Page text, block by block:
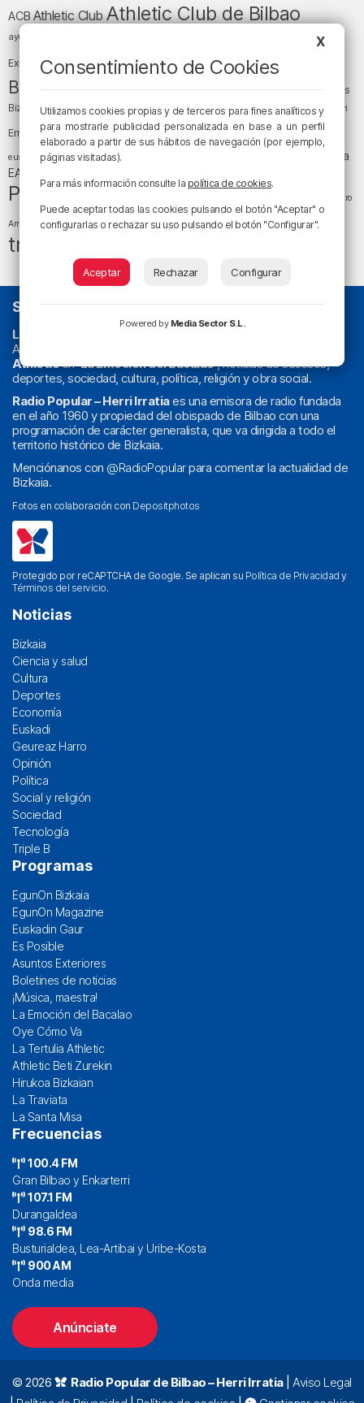
ACBAthletic ClubAthletic Club de Bilbao
ayuntamiento de Bilbao BEC (Bilbao
Exhibition Center) BilbaoBilbao Basket Bizkaia
Bizkaia y sus comarcas Copa del Rey cultura Cáritas
Bizkaia
Deusto Diócesis de Bilbao Egunon Bizkaia el tiempo Enkarterri
Ernesto Valverde Ertzaintza Euskadi (País Vasco)
euskera fiestas fútbol LaLiga
LaLiga
EA Sports
Política sociedadsucesos Teatro
Arriaga tiempotiempo atmosféricotráfico
tráfico en Bizkaia
SOBRE NOSOTROS
La radio sin cadenas
Actualidad y
Athleticen‘La Emoción del Bacalao’, noticias de sucesos,
deportes, sociedad, cultura, política, religión y obra social.
Radio Popular – Herri Irratiaes una emisora de radio fundada
en el año 1960 y propiedad del obispado de Bilbao con una
programación de carácter generalista, que va dirigida a todo el
territorio histórico de Bizkaia.
Menciónanos con @RadioPopularpara comentar la actualidad de
Bizkaia.
Fotos en colaboración con Depositphotos
Protegido por reCAPTCHA de Google. Se aplican su Política de Privacidad y
Términos del servicio.
Noticias
Bizkaia
Ciencia y salud
Cultura
Deportes
Economía
Euskadi
Geureaz Harro
Opinión
Política
Social y religión
Sociedad
Tecnología
Triple B
Programas
EgunOn Bizkaia
EgunOn Magazine
Euskadin Gaur
Es Posible
Asuntos Exteriores
Boletines de noticias
¡Música, maestra!
La Emoción del Bacalao
Oye Cómo Va
La Tertulia Athletic
Athletic Beti Zurekin
Hirukoa Bizkaian
La Traviata
La Santa Misa
Frecuencias
100.4 FM
Gran Bilbao y Enkarterri
107.1 FM
Durangaldea
98.6 FM
Busturialdea, Lea-Artibai y Uribe-Kosta
900 AM
Onda media
Anúnciate
© 2026 Radio Popular de Bilbao – Herri Irratia| Aviso Legal
X
Consentimiento de Cookies
Utilizamos cookies propias y de terceros para fines analíticos y
para mostrarle publicidad personalizada en base a un perfil
elaborado a partir de sus hábitos de navegación (por ejemplo,
páginas visitadas).
Para más información consulte la política de cookies.
Puede aceptar todas las cookies pulsando el botón "Aceptar" o
configurarlas o rechazar su uso pulsando el botón "Configurar".
Aceptar Rechazar Configurar
Powered by Media Sector S.L.